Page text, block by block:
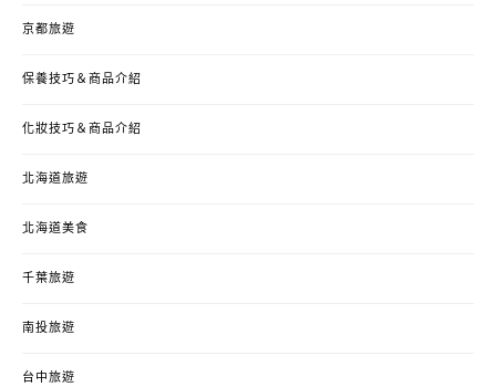
京都旅遊
保養技巧＆商品介紹
化妝技巧＆商品介紹
北海道旅遊
北海道美食
千葉旅遊
南投旅遊
台中旅遊